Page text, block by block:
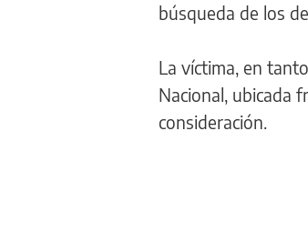
búsqueda de los
La víctima, en
Nacional, ubicada
consideración.